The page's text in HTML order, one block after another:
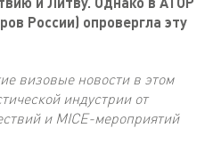
России) опровергла эту
визовые новости в этом
индустрии от
и MICE-мероприятий